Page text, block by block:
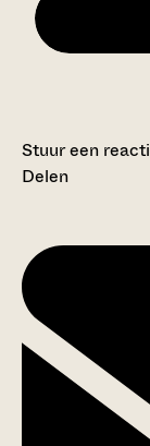
Stuur een
Delen